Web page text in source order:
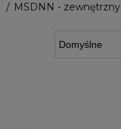
MSDNN - zewnętrzny